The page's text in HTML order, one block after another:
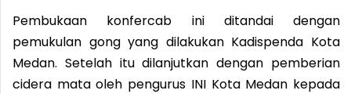
Pembukaan konfercab ini ditandai dengan
pemukulan gong yang dilakukan Kadispenda Kota
Medan. Setelah itu dilanjutkan dengan pemberian
cidera mata oleh pengurus INI Kota Medan kepada